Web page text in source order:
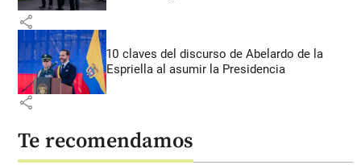
share
10 claves del discurso de Abelardo de la
Espriella al asumir la Presidencia
share
Te recomendamos